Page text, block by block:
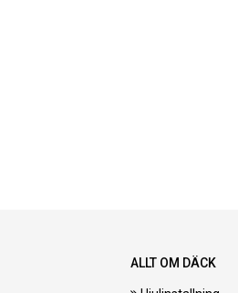
ALLT OM DÄCK